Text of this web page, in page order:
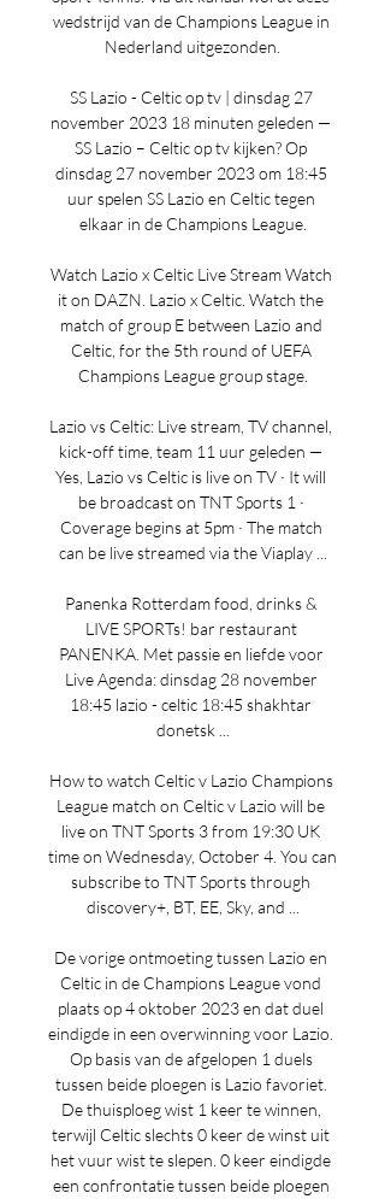
wedstrijd van de Champions League in
Nederland uitgezonden.
SS Lazio - Celtic op tv | dinsdag 27
november 2023 18 minuten geleden —
SS Lazio – Celtic op tv kijken? Op
dinsdag 27 november 2023 om 18:45
uur spelen SS Lazio en Celtic tegen
elkaar in de Champions League.
Watch Lazio x Celtic Live Stream Watch
it on DAZN. Lazio x Celtic. Watch the
match of group E between Lazio and
Celtic, for the 5th round of UEFA
Champions League group stage.
Lazio vs Celtic: Live stream, TV channel,
kick-off time, team 11 uur geleden —
Yes, Lazio vs Celtic is live on TV · It will
be broadcast on TNT Sports 1 ·
Coverage begins at 5pm · The match
can be live streamed via the Viaplay ...
Panenka Rotterdam food, drinks &
LIVE SPORTs! bar restaurant
PANENKA. Met passie en liefde voor
Live Agenda: dinsdag 28 november
18:45 lazio - celtic 18:45 shakhtar
donetsk ...
How to watch Celtic v Lazio Champions
League match on Celtic v Lazio will be
live on TNT Sports 3 from 19:30 UK
time on Wednesday, October 4. You can
subscribe to TNT Sports through
discovery+, BT, EE, Sky, and ...
De vorige ontmoeting tussen Lazio en
Celtic in de Champions League vond
plaats op 4 oktober 2023 en dat duel
eindigde in een overwinning voor Lazio.
Op basis van de afgelopen 1 duels
tussen beide ploegen is Lazio favoriet.
De thuisploeg wist 1 keer te winnen,
terwijl Celtic slechts 0 keer de winst uit
het vuur wist te slepen. 0 keer eindigde
een confrontatie tussen beide ploegen